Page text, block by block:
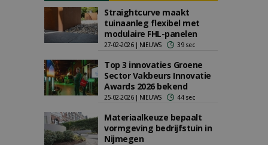
Straightcurve maakt
tuinaanleg flexibel met
modulaire FHL-panelen
27-02-2026 | NIEUWS 39 sec
Top 3 innovaties Groene
Sector Vakbeurs Innovatie
Awards 2026 bekend
25-02-2026 | NIEUWS 44 sec
Materiaalkeuze bepaalt
vormgeving bedrijfstuin in
Nijmegen